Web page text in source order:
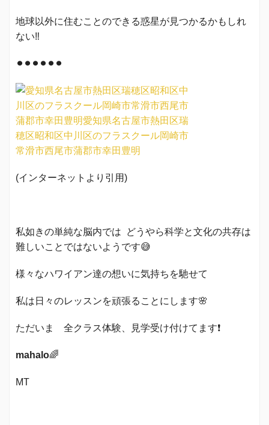
地球以外に住むことのできる惑星が見つかるかもしれ
ない‼️
⚫︎⚫︎⚫︎⚫︎⚫︎⚫︎
(インターネットより引用)
私如きの単純な脳内では どうやら科学と文化の共存は
難しいことではないようです😅
様々なハワイアン達の想いに気持ちを馳せて
私は日々のレッスンを頑張ることにします🌸
ただいま 全クラス体験、見学受け付けてます❗️
mahalo🌈
MT